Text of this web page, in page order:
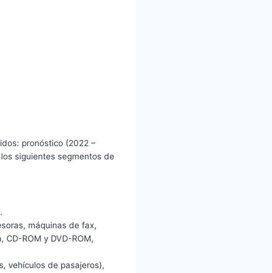
pronóstico (2022 –
siguientes segmentos de
máquinas de fax,
ROM y DVD-ROM,
vehículos de pasajeros),